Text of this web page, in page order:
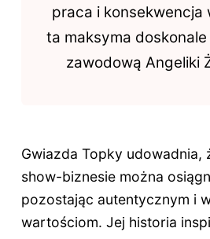
praca i konsekwencja
ta maksyma
zawodową Angeliki
Gwiazda Topky udowadnia,
show-biznesie można
pozostając autentycznym i
wartościom. Jej historia